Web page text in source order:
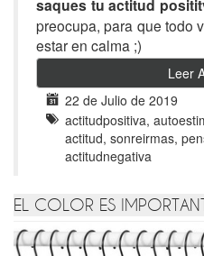
saques tu actitud
preocupa, para que todo
estar en calma ;)
Leer
22 de Julio de 2019
actitudpositiva,
actitud, sonreirmas,
actitudnegativa
EL COLOR ES